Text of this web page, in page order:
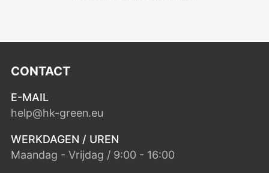
CONTACT
E-MAIL
help@hk-green.eu
WERKDAGEN / UREN
Maandag - Vrijdag / 9:00 - 16:00